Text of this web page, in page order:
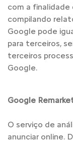
com a finalidade
compilando
Google pode
para terceiros,
terceiros
Google.
Google
O serviço de
anunciar online.